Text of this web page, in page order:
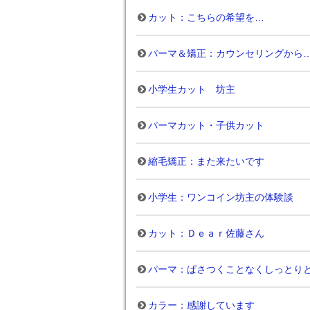
カット：こちらの希望を…
パーマ＆矯正：カウンセリングから
小学生カット 坊主
パーマカット・子供カット
縮毛矯正：また来たいです
小学生：ワンコイン坊主の体験談
カット：Ｄｅａｒ佐藤さん
パーマ：ぱさつくことなくしっとり
カラー：感謝しています